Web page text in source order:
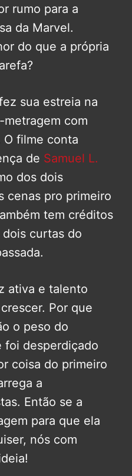
rumo para a
da Marvel.
do que a própria
sua estreia na
com
O filme conta
de Samuel L.
dos dois
cenas pro primeiro
tem créditos
curtas do
ativa e talento
Por que
o peso do
foi desperdiçado
coisa do primeiro
a
Então se a
para que ela
nós com